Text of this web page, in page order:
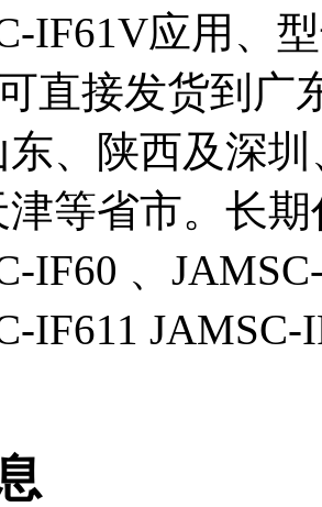
IF61V应用、
直接发货到广
、陕西及深
等省市。长
IF60 、
IF611